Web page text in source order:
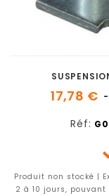
17,78 €
Réf:
Produit non stocké |
2 à 10 jours,